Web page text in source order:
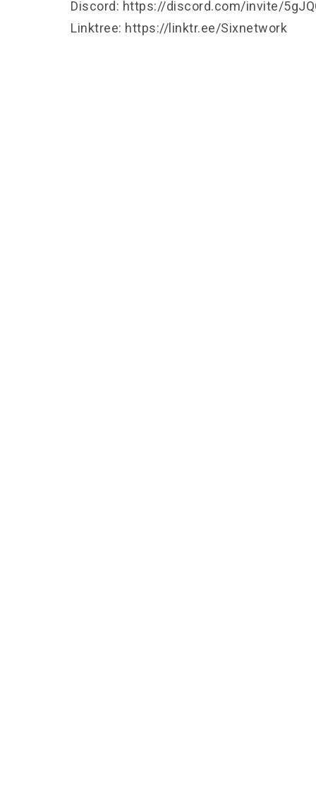
Discord: https://discord.com/invite/
Linktree: https://linktr.ee/Sixnetwork